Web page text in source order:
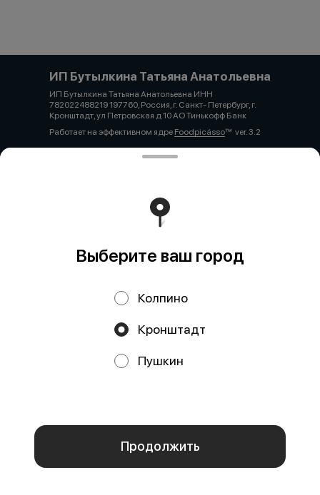
аналитических сервисов согласно нашейполитике
конфиденциальности
ИП Бутылкина Татьяна Анатольевна
ИП Бутылкина Татьяна Анатольевна ИНН
782022488219 197760, Россия, г. Санкт- Петербург, г.
Кронштадт, ул Петровская д 10 АО Тинькофф Банк
Работает на эффективном ядре Foodpicássover. 3.2
Политика конфиденциальности
Публичная оферта
Выберите ваш город
Колпино
Кронштадт
Пушкин